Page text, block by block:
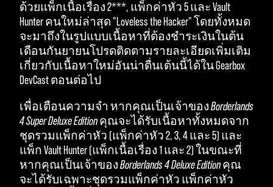
ด้วยแพ็กเนื้อเรื่อง 2***, แพ็กค่าหัว 5 และ Vault
Hunter คนใหม่ล่าสุด "Loveless the Hacker" โดยทั้งหมด
จะมาถึงในรูปแบบเนื้อหาที่ต้องชำระเงินในต้น
เดือนกันยายนโปรดติดตามรายละเอียดเพิ่มเติม
เกี่ยวกับเนื้อหาใหม่อันน่าตื่นเต้นนี้ได้ใน Gearbox
DevCast ตอนต่อไป
เพื่อเตือนความจำ หากคุณเป็นเจ้าของBorderlands
4 Super Deluxe Editionคุณจะได้รับเนื้อหาทั้งหมดจาก
ชุดรวมแพ็กค่าหัว (แพ็กค่าหัว 2, 3, 4 และ 5) และ
แพ็ก Vault Hunter (แพ็กเนื้อเรื่อง 1 และ 2) ในขณะที่
หากคุณเป็นเจ้าของBorderlands 4 Deluxe Editionคุณ
จะได้รับเฉพาะชุดรวมแพ็กค่าหัว แพ็กค่าหัว